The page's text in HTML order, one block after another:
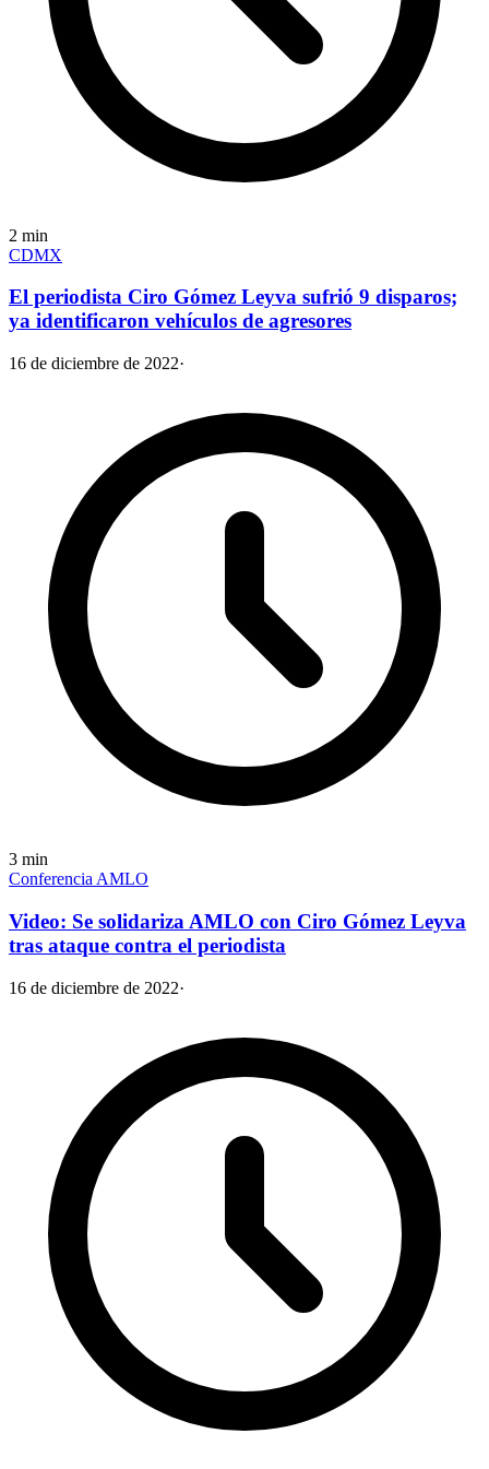
2 min
CDMX
El periodista Ciro Gómez Leyva sufrió 9 disparos;
ya identificaron vehículos de agresores
16 de diciembre de 2022·
3 min
Conferencia AMLO
Video: Se solidariza AMLO con Ciro Gómez Leyva
tras ataque contra el periodista
16 de diciembre de 2022·